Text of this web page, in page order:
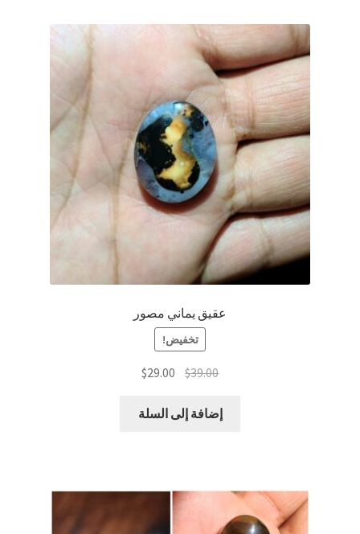
عقيق يماني مصور
تخفيض!
$39.00
السعر
هو:
$29.00 السعر
هو:إضافة إلى السلة